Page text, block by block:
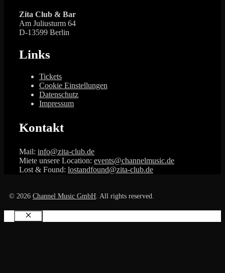
Zita Club & Bar
Am Juliusturm 64
D-13599 Berlin
Links
Tickets
Cookie Einstellungen
Datenschutz
Impressum
Kontakt
Mail: info@zita-club.de
Miete unsere Location: events@channelmusic.de
Lost & Found: lostandfound@zita-club.de
© 2026 Channel Music GmbH . All rights reserved.
Schließen